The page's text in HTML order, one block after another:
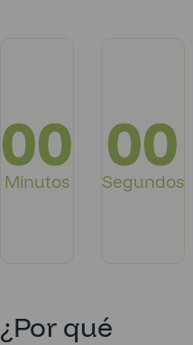
00
Minutos
00
Segundos
¿Por qué